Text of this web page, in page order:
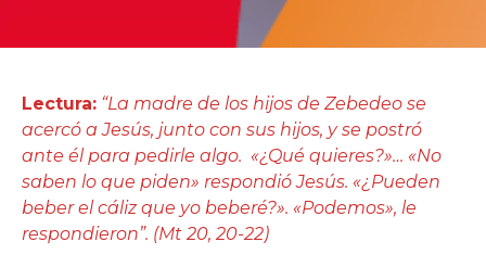
Lectura: “La madre de los hijos de Zebedeo se
acercó a Jesús, junto con sus hijos, y se postró
ante él para pedirle algo. «¿Qué quieres?»… «No
saben lo que piden» respondió Jesús. «¿Pueden
beber el cáliz que yo beberé?». «Podemos», le
respondieron”. (Mt 20, 20-22)